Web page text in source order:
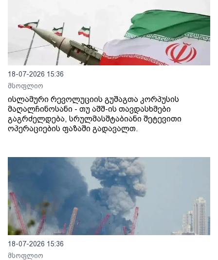
18-07-2026 15:36
მსოფლიო
ისლამური რევოლუციის გუშაგთა კორპუსის
მაღალჩინოსანი - თუ აშშ-ის თავდასხმები
გაგრძელდება, სრულმასშტაბიანი შეტევითი
ოპერაციების ფაზაში გადავალთ.
18-07-2026 15:36
მსოფლიო